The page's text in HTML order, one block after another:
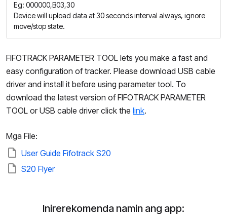
Eg: 000000,B03,30
Device will upload data at 30 seconds interval always, ignore
move/stop state.
FIFOTRACK PARAMETER TOOL lets you make a fast and
easy configuration of tracker. Please download USB cable
driver and install it before using parameter tool. To
download the latest version of FIFOTRACK PARAMETER
TOOL or USB cable driver click the link.
Mga File:
User Guide Fifotrack S20
S20 Flyer
Inirerekomenda namin ang app: